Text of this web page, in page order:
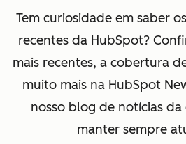
Tem curiosidade em saber
recentes da HubSpot?
mais recentes, a cobertura
muito mais na HubSpot
nosso blog de notícias da
manter sempre